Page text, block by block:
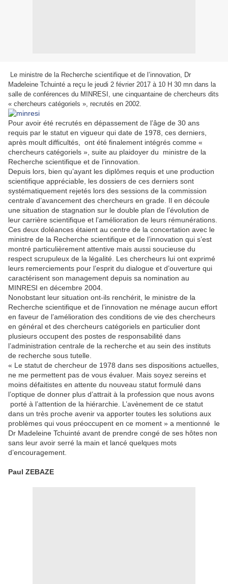
Le ministre de la Recherche scientifique et de l’innovation, Dr
Madeleine Tchuinté a reçu le jeudi 2 février 2017 à 10 H 30 mn dans la
salle de conférences du MINRESI, une cinquantaine de chercheurs dits
« chercheurs catégoriels », recrutés en 2002.
Pour avoir été recrutés en dépassement de l’âge de 30 ans
requis par le statut en vigueur qui date de 1978, ces derniers,
après moult difficultés, ont été finalement intégrés comme «
chercheurs catégoriels », suite au plaidoyer du ministre de la
Recherche scientifique et de l’innovation.
Depuis lors, bien qu’ayant les diplômes requis et une production
scientifique appréciable, les dossiers de ces derniers sont
systématiquement rejetés lors des sessions de la commission
centrale d’avancement des chercheurs en grade. Il en découle
une situation de stagnation sur le double plan de l’évolution de
leur carrière scientifique et l’amélioration de leurs rémunérations.
Ces deux doléances étaient au centre de la concertation avec le
ministre de la Recherche scientifique et de l’innovation qui s’est
montré particulièrement attentive mais aussi soucieuse du
respect scrupuleux de la légalité. Les chercheurs lui ont exprimé
leurs remerciements pour l’esprit du dialogue et d’ouverture qui
caractérisent son management depuis sa nomination au
MINRESI en décembre 2004.
Nonobstant leur situation ont-ils renchérit, le ministre de la
Recherche scientifique et de l’innovation ne ménage aucun effort
en faveur de l’amélioration des conditions de vie des chercheurs
en général et des chercheurs catégoriels en particulier dont
plusieurs occupent des postes de responsabilité dans
l’administration centrale de la recherche et au sein des instituts
de recherche sous tutelle.
« Le statut de chercheur de 1978 dans ses dispositions actuelles,
ne me permettent pas de vous évaluer. Mais soyez sereins et
moins défaitistes en attente du nouveau statut formulé dans
l’optique de donner plus d’attrait à la profession que nous avons
porté à l’attention de la hiérarchie. L’avènement de ce statut
dans un très proche avenir va apporter toutes les solutions aux
problèmes qui vous préoccupent en ce moment » a mentionné le
Dr Madeleine Tchuinté avant de prendre congé de ses hôtes non
sans leur avoir serré la main et lancé quelques mots
d’encouragement.
Paul ZEBAZE